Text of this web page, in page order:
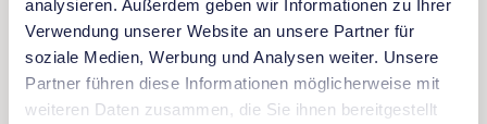
analysieren. Außerdem geben wir Informationen zu Ihrer
Verwendung unserer Website an unsere Partner für
soziale Medien, Werbung und Analysen weiter. Unsere
Partner führen diese Informationen möglicherweise mit
weiteren Daten zusammen, die Sie ihnen bereitgestellt
erforderlich
Anmeldung: nicht erforderlich